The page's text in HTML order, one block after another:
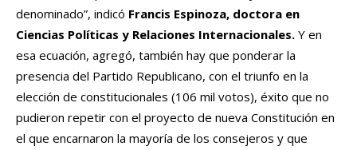
denominado”, indicó Francis Espinoza, doctora en
Ciencias Políticas y Relaciones Internacionales. Y en
esa ecuación, agregó, también hay que ponderar la
presencia del Partido Republicano, con el triunfo en la
elección de constitucionales (106 mil votos), éxito que no
pudieron repetir con el proyecto de nueva Constitución en
el que encarnaron la mayoría de los consejeros y que